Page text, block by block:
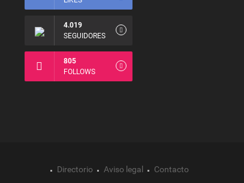
4.019
SEGUIDORES
805
FOLLOWS
Directorio Aviso legal Contacto